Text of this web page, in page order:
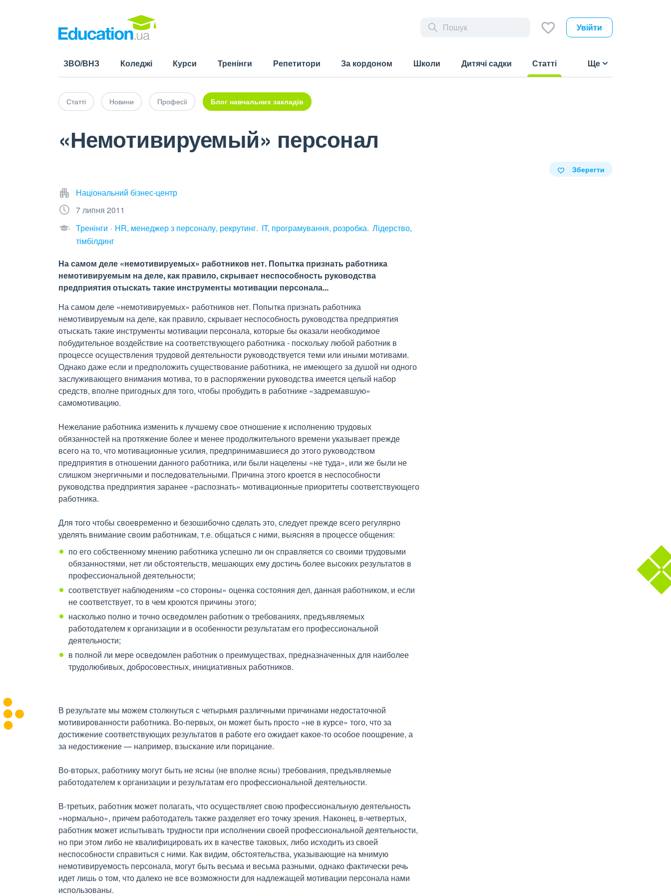
Увійти
ЗВО/ВНЗ Коледжі Курси Тренінги Репетитори За кордоном Школи Дитячі садки
Статті
Ще
Статті Новини Професії Блог навчальних закладів
«Немотивируемый» персонал
Зберегти
Національний бізнес-центр
7 липня 2011
Тренінги
HR, менеджер з персоналу, рекрутинг IT, програмування, розробка Лідерство,
тімбілдинг
На самом деле «немотивируемых» работников нет. Попытка признать работника
немотивируемым на деле, как правило, скрывает неспособность руководства
предприятия отыскать такие инструменты мотивации персонала...
На самом деле «немотивируемых» работников нет. Попытка признать работника
немотивируемым на деле, как правило, скрывает неспособность руководства предприятия
отыскать такие инструменты мотивации персонала, которые бы оказали необходимое
побудительное воздействие на соответствующего работника - поскольку любой работник в
процессе осуществления трудовой деятельности руководствуется теми или иными мотивами.
Однако даже если и предположить существование работника, не имеющего за душой ни одного
заслуживающего внимания мотива, то в распоряжении руководства имеется целый набор
средств, вполне пригодных для того, чтобы пробудить в работнике «задремавшую»
самомотивацию.
Нежелание работника изменить к лучшему свое отношение к исполнению трудовых
обязанностей на протяжение более и менее продолжительного времени указывает прежде
всего на то, что мотивационные усилия, предпринимавшиеся до этого руководством
предприятия в отношении данного работника, или были нацелены «не туда», или же были не
слишком энергичными и последовательными. Причина этого кроется в неспособности
руководства предприятия заранее «распознать» мотивационные приоритеты соответствующего
работника.
Для того чтобы своевременно и безошибочно сделать это, следует прежде всего регулярно
уделять внимание своим работникам, т.е. общаться с ними, выясняя в процессе общения:
по его собственному мнению работника успешно ли он справляется со своими трудовыми
обязанностями, нет ли обстоятельств, мешающих ему достичь более высоких результатов в
профессиональной деятельности;
соответствует наблюдениям «со стороны» оценка состояния дел, данная работником, и если
не соответствует, то в чем кроются причины этого;
насколько полно и точно осведомлен работник о требованиях, предъявляемых
работодателем к организации и в особенности результатам его профессиональной
деятельности;
в полной ли мере осведомлен работник о преимуществах, предназначенных для наиболее
трудолюбивых, добросовестных, инициативных работников.
В результате мы можем столкнуться с четырьмя различными причинами недостаточной
мотивированности работника. Во-первых, он может быть просто «не в курсе» того, что за
достижение соответствующих результатов в работе его ожидает какое-то особое поощрение, а
за недостижение — например, взыскание или порицание.
Во-вторых, работнику могут быть не ясны (не вполне ясны) требования, предъявляемые
работодателем к организации и результатам его профессиональной деятельности.
В-третьих, работник может полагать, что осуществляет свою профессиональную деятельность
«нормально», причем работодатель также разделяет его точку зрения. Наконец, в-четвертых,
работник может испытывать трудности при исполнении своей профессиональной деятельности,
но при этом либо не квалифицировать их в качестве таковых, либо исходить из своей
неспособности справиться с ними. Как видим, обстоятельства, указывающие на мнимую
немотивируемость персонала, могут быть весьма и весьма разными, однако фактически речь
идет лишь о том, что далеко не все возможности для надлежащей мотивации персонала нами
использованы.